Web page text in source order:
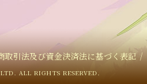
取引法及び資金決済法に基づく表記｜
ALL RIGHTS RESERVED.